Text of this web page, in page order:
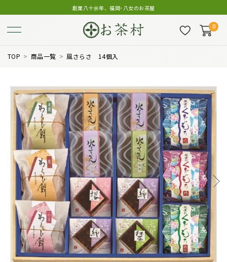
創業八十余年、福岡･八女のお茶屋
0
TOP 商品一覧 風さらさ 14個入